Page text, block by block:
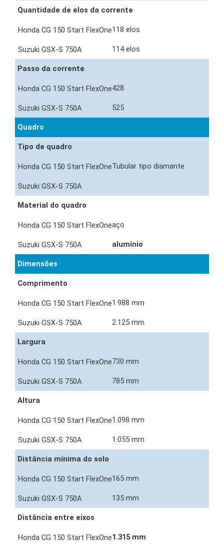
Quantidade de elos da corrente
118 elos
114 elos
Passo da corrente
428
525
Quadro
Tipo de quadro
Tubular tipo diamante
Material do quadro
aço
alumínio
Dimensões
Comprimento
1.988 mm
2.125 mm
Largura
730 mm
785 mm
Altura
1.098 mm
1.055 mm
Distância mínima do solo
165 mm
135 mm
Distância entre eixos
1.315 mm